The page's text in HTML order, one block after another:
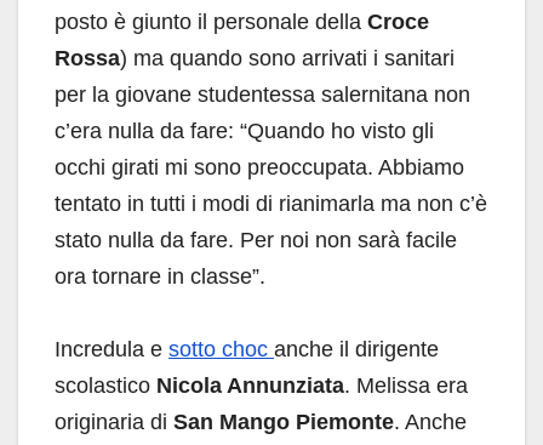
posto è giunto il personale della Croce
Rossa) ma quando sono arrivati i sanitari
per la giovane studentessa salernitana non
c’era nulla da fare: “Quando ho visto gli
occhi girati mi sono preoccupata. Abbiamo
tentato in tutti i modi di rianimarla ma non c’è
stato nulla da fare. Per noi non sarà facile
ora tornare in classe”.
Incredula e sotto choc anche il dirigente
scolastico Nicola Annunziata. Melissa era
originaria di San Mango Piemonte. Anche